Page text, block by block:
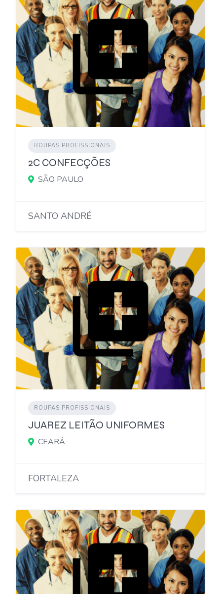
ROUPAS PROFISSIONAIS
2C CONFECÇÕES
SÃO PAULO
SANTO ANDRÉ
ROUPAS PROFISSIONAIS
JUAREZ LEITÃO UNIFORMES
CEARÁ
FORTALEZA